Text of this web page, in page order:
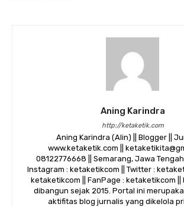
Aning Karindra
http://ketaketik.com
Aning Karindra (Alin) || Blogger ||
www.ketaketik.com ||
08122776668 || Semarang, Jawa
Instagram : ketaketikcom || Twitter :
ketaketikcom || FanPage : ketaketikcom ||
dibangun sejak 2015. Portal ini
aktifitas blog jurnalis yang dikelola